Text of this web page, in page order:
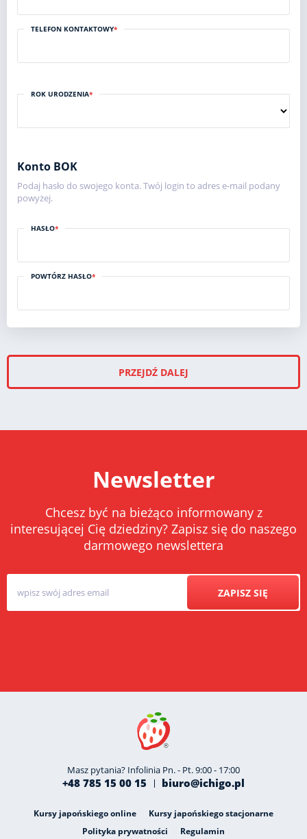
TELEFON KONTAKTOWY*
ROK URODZENIA*
Konto BOK
Podaj hasło do swojego konta. Twój login to adres e-mail podany
powyżej.
HASŁO*
POWTÓRZ HASŁO*
PRZEJDŹ DALEJ
Newsletter
Chcesz być na bieżąco informowany z
interesującej Cię dziedziny? Zapisz się do naszego
darmowego newslettera
ZAPISZ SIĘ
Masz pytania? Infolinia Pn. - Pt. 9:00 - 17:00
+48 785 15 00 15 biuro@ichigo.pl
Kursy japońskiego online
Kursy japońskiego stacjonarne
Polityka prywatności
Regulamin